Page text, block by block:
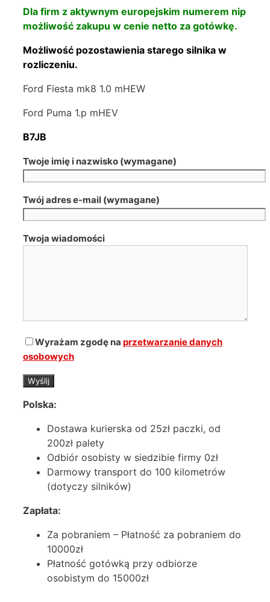
Dla firm z aktywnym europejskim numerem nip
możliwość zakupu w cenie netto za gotówkę.
Możliwość pozostawienia starego silnika w
rozliczeniu.
Ford Fiesta mk8 1.0 mHEW
Ford Puma 1.p mHEV
B7JB
Twoje imię i nazwisko (wymagane)
Twój adres e-mail (wymagane)
Twoja wiadomości
Wyrażam zgodę na przetwarzanie danych
osobowych
Polska:
Dostawa kurierska od 25zł paczki, od
200zł palety
Odbiór osobisty w siedzibie firmy 0zł
Darmowy transport do 100 kilometrów
(dotyczy silników)
Zapłata:
Za pobraniem – Płatność za pobraniem do
10000zł
Płatność gotówką przy odbiorze
osobistym do 15000zł